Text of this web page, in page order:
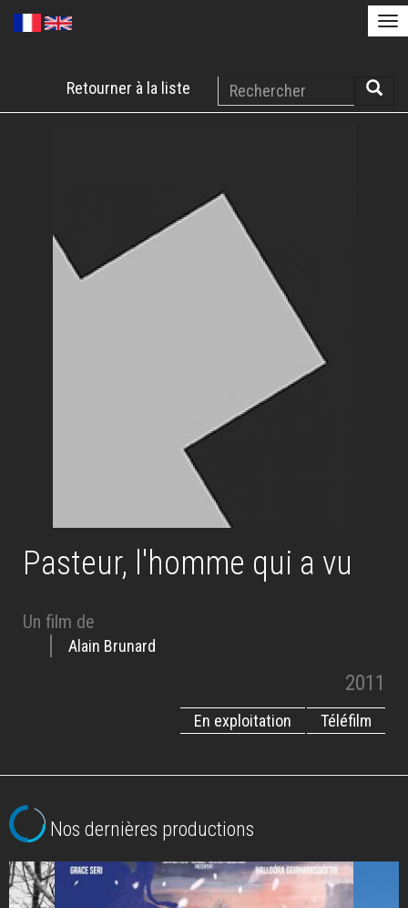
contenu
Retourner à la liste
Rechercher
Pasteur, l'homme qui a vu
Un film de
Alain Brunard
2011
Téléfilm
En exploitation
Nos dernières productions